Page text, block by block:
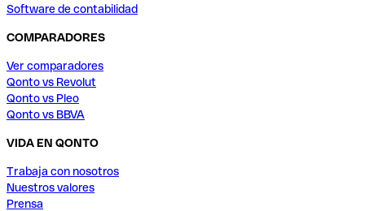
Software de contabilidad
COMPARADORES
Ver comparadores
Qonto vs Revolut
Qonto vs Pleo
Qonto vs BBVA
VIDA EN QONTO
Trabaja con nosotros
Nuestros valores
Prensa